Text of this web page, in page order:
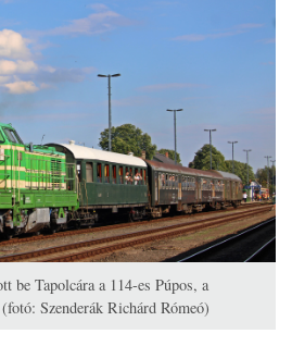
be Tapolcára a 114-es Púpos, a
Szenderák Richárd Rómeó)